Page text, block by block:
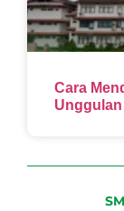
Cara